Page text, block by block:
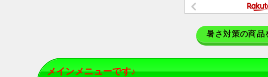
暑さ対策の商品
メインメニューです♪